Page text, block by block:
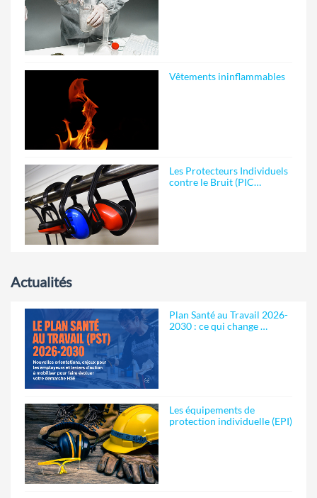
Vêtements ininflammables
Les Protecteurs Individuels
contre le Bruit (PIC…
Actualités
Plan Santé au Travail 2026-
2030 : ce qui change …
Les équipements de
protection individuelle (EPI)